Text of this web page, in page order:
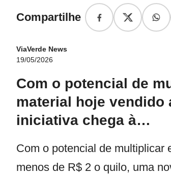
Compartilhe
ViaVerde News
19/05/2026
Com o potencial de
material hoje vendido
iniciativa chega à…
Com o potencial de multiplicar
menos de R$ 2 o quilo, uma